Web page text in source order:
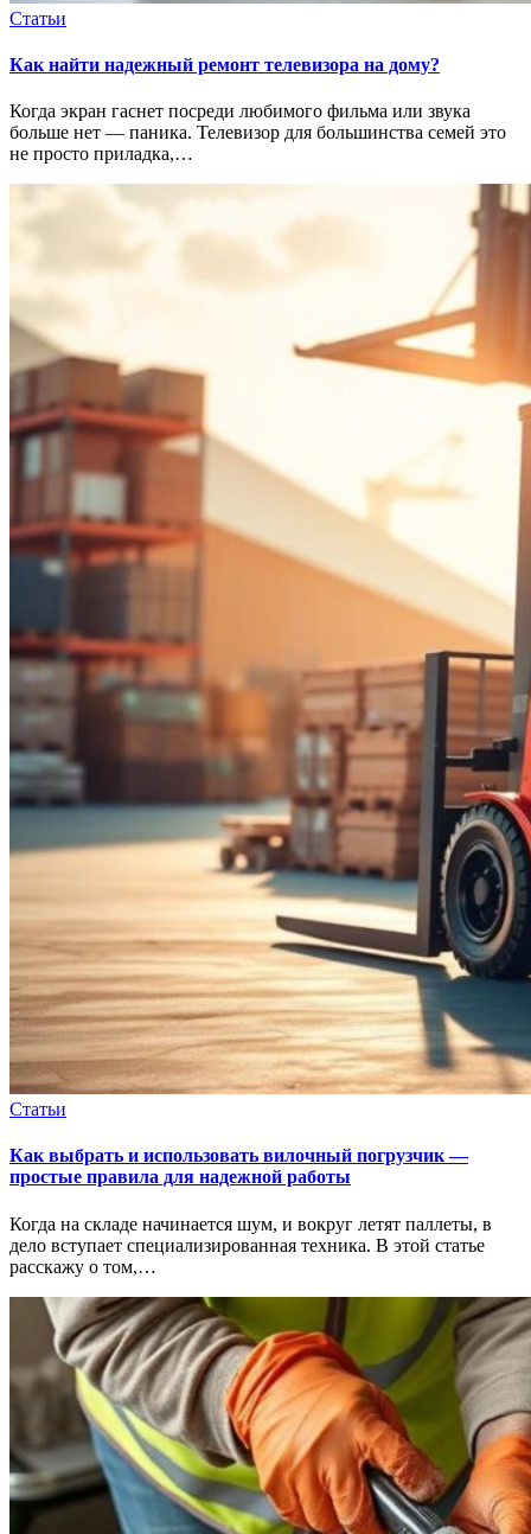
Статьи
Как найти надежный ремонт телевизора на дому?
Когда экран гаснет посреди любимого фильма или звука
больше нет — паника. Телевизор для большинства семей это
не просто приладка,…
Статьи
Как выбрать и использовать вилочный погрузчик —
простые правила для надежной работы
Когда на складе начинается шум, и вокруг летят паллеты, в
дело вступает специализированная техника. В этой статье
расскажу о том,…